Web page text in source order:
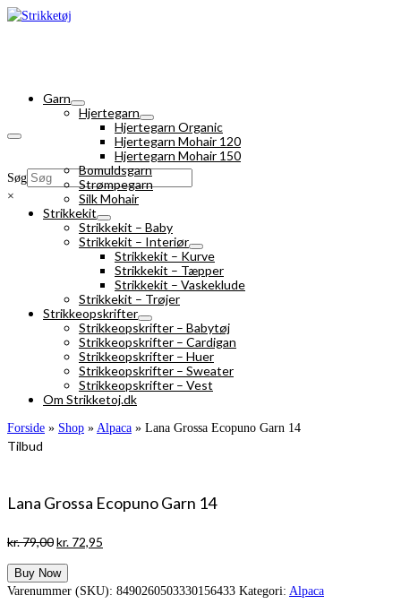
Søg
×
Garn
Hjertegarn
Hjertegarn Organic
Hjertegarn Mohair 120
Hjertegarn Mohair 150
Bomuldsgarn
Strømpegarn
Silk Mohair
Strikkekit
Strikkekit – Baby
Strikkekit – Interiør
Strikkekit – Kurve
Strikkekit – Tæpper
Strikkekit – Vaskeklude
Strikkekit – Trøjer
Strikkeopskrifter
Strikkeopskrifter – Babytøj
Strikkeopskrifter – Cardigan
Strikkeopskrifter – Huer
Strikkeopskrifter – Sweater
Strikkeopskrifter – Vest
Om Strikketoj.dk
Forside » Shop » Alpaca » Lana Grossa Ecopuno Garn 14
Tilbud
Lana Grossa Ecopuno Garn 14
kr.79,00Den
pris
var:
kr. 72,95
er:
Buy Now
Varenummer (SKU): 8490260503330156433 Kategori: Alpaca